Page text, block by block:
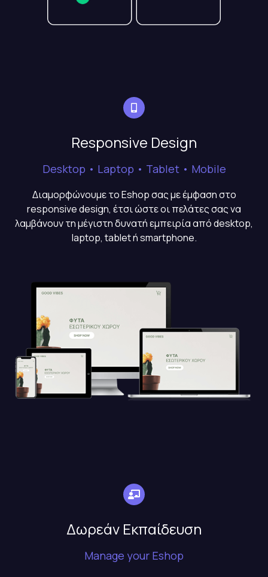
Responsive Design
Desktop • Laptop • Tablet • Mobile
Διαμορφώνουμε το Eshop σας με έμφαση στο
responsive design, έτσι ώστε οι πελάτες σας να
λαμβάνουν τη μέγιστη δυνατή εμπειρία από desktop,
laptop, tablet ή smartphone.
Δωρεάν Εκπαίδευση
Manage your Eshop